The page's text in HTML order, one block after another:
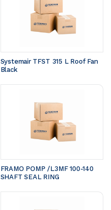
Systemair TFST 315 L Roof Fan
Black
FRAMO POMP /L3MF 100-140
SHAFT SEAL RING